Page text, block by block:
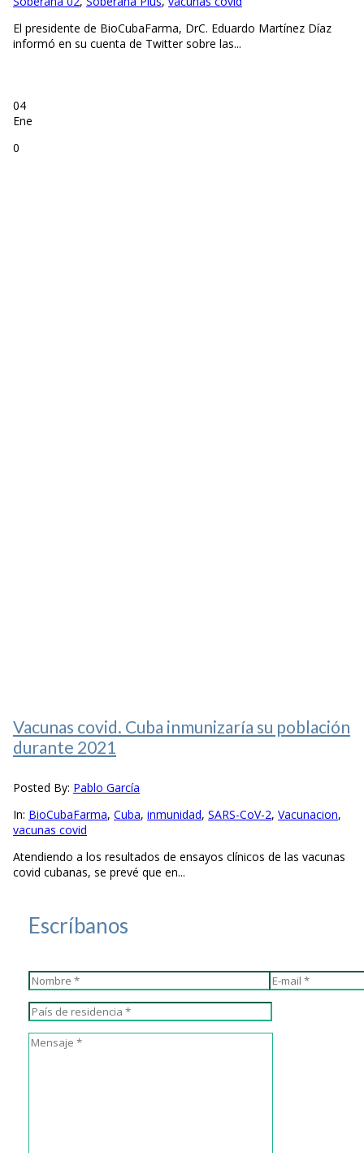
El presidente de BioCubaFarma, DrC. Eduardo Martínez Díaz
informó en su cuenta de Twitter sobre las...
04
Ene
0
Vacunas covid. Cuba inmunizaría su población
durante 2021
Posted By: Pablo García
In: BioCubaFarma, Cuba, inmunidad, SARS-CoV-2, Vacunacion,
vacunas covid
Atendiendo a los resultados de ensayos clínicos de las vacunas
covid cubanas, se prevé que en...
Escríbanos